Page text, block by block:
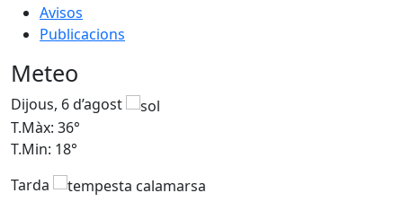
Avisos
Publicacions
Meteo
Dijous, 6 d’agost
T.Màx: 36°
T.Min: 18°
Tarda